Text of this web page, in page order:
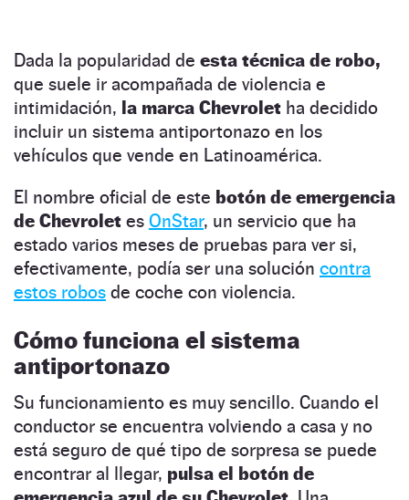
Dada la popularidad de esta técnica de robo,
que suele ir acompañada de violencia e
intimidación, la marca Chevrolet ha decidido
incluir un sistema antiportonazo en los
vehículos que vende en Latinoamérica.
El nombre oficial de este botón de emergencia
de Chevrolet es OnStar, un servicio que ha
estado varios meses de pruebas para ver si,
efectivamente, podía ser una solución contra
estos robos de coche con violencia.
Cómo funciona el sistema
antiportonazo
Su funcionamiento es muy sencillo. Cuando el
conductor se encuentra volviendo a casa y no
está seguro de qué tipo de sorpresa se puede
encontrar al llegar, pulsa el botón de